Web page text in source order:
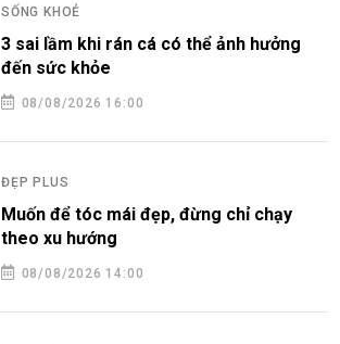
SỐNG KHOẺ
3 sai lầm khi rán cá có thể ảnh hưởng
đến sức khỏe
08/08/2026 16:00
ĐẸP PLUS
Muốn để tóc mái đẹp, đừng chỉ chạy
theo xu hướng
08/08/2026 14:00